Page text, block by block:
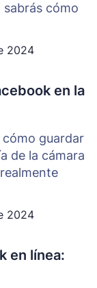
sabrás cómo
2024
en la
guardar
de la cámara
2024
en línea: